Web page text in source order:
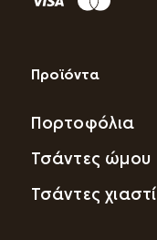
Προϊόντα
Πορτοφόλια
Τσάντες ώμου
Τσάντες χιαστί